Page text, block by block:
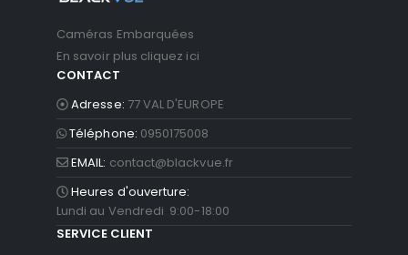
Caméras Embarquées
En savoir plus cliquez ici
CONTACT
Adresse: 77 VAL D'EUROPE
Téléphone: 0950175008
EMAIL: contact@blackvue.fr
Heures d'ouverture:
Lundi au Vendredi 9:00-18:00
SERVICE CLIENT